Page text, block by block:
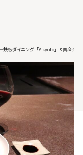
鉄板ダイニング「A kyoto」＆国産ジ